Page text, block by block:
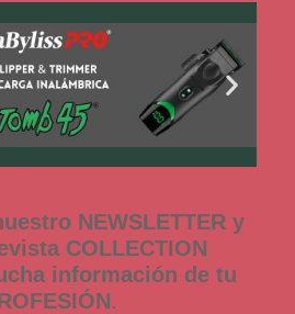
NEWSLETTER y
COLLECTION
información de tu
.